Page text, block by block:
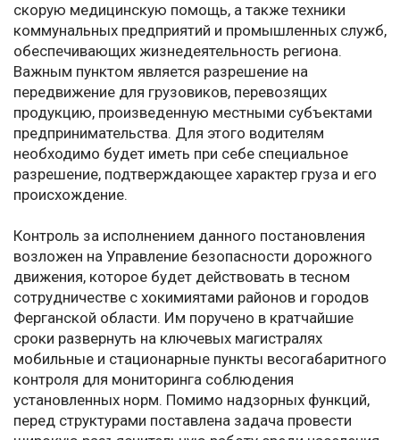
скорую медицинскую помощь, а также техники
коммунальных предприятий и промышленных служб,
обеспечивающих жизнедеятельность региона.
Важным пунктом является разрешение на
передвижение для грузовиков, перевозящих
продукцию, произведенную местными субъектами
предпринимательства. Для этого водителям
необходимо будет иметь при себе специальное
разрешение, подтверждающее характер груза и его
происхождение.
Контроль за исполнением данного постановления
возложен на Управление безопасности дорожного
движения, которое будет действовать в тесном
сотрудничестве с хокимиятами районов и городов
Ферганской области. Им поручено в кратчайшие
сроки развернуть на ключевых магистралях
мобильные и стационарные пункты весогабаритного
контроля для мониторинга соблюдения
установленных норм. Помимо надзорных функций,
перед структурами поставлена задача провести